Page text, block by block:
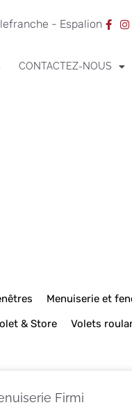
- Espalion
CONTACTEZ-NOUS
Menuiserie et
& Store Volets
Firmi